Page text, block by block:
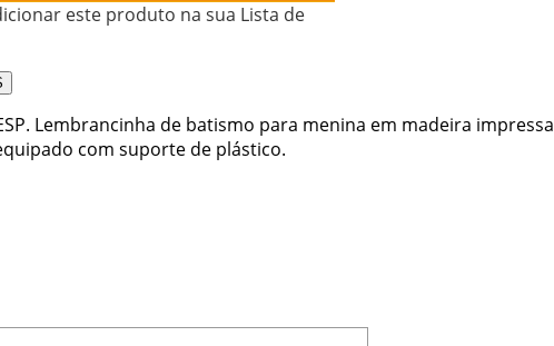
este produto na sua Lista de
Lembrancinha de batismo para menina em madeira impressa
com suporte de plástico.